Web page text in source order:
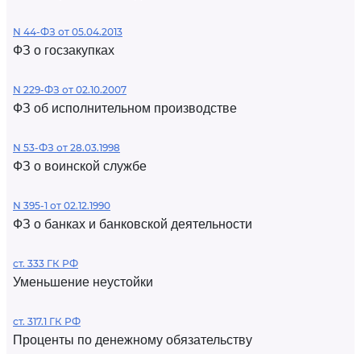
N 44-ФЗ от 05.04.2013
ФЗ о госзакупках
N 229-ФЗ от 02.10.2007
ФЗ об исполнительном производстве
N 53-ФЗ от 28.03.1998
ФЗ о воинской службе
N 395-1 от 02.12.1990
ФЗ о банках и банковской деятельности
ст. 333 ГК РФ
Уменьшение неустойки
ст. 317.1 ГК РФ
Проценты по денежному обязательству